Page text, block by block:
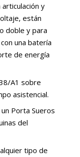
y
están
doble y para
una batería
de energía
A1 sobre
asistencial.
Porta Sueros
del
tipo de